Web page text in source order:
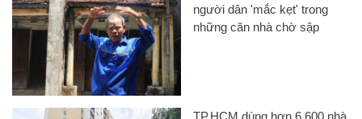
người dân 'mắc kẹt' trong
những căn nhà chờ sập
TP.HCM dùng hơn 6.600 nhà